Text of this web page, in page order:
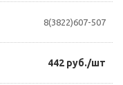
8(3822)607-507
442 руб./шт